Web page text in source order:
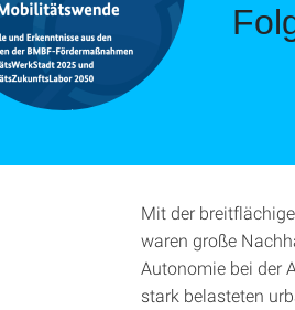
Mit der
waren große
Autonomie bei der
stark belasteten